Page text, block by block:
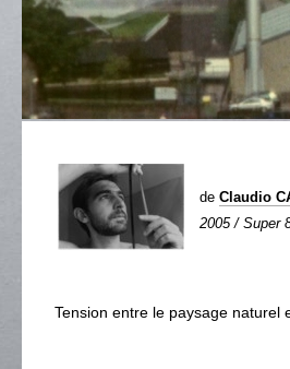
de Claudio
2005 / Super
Tension entre le paysage naturel